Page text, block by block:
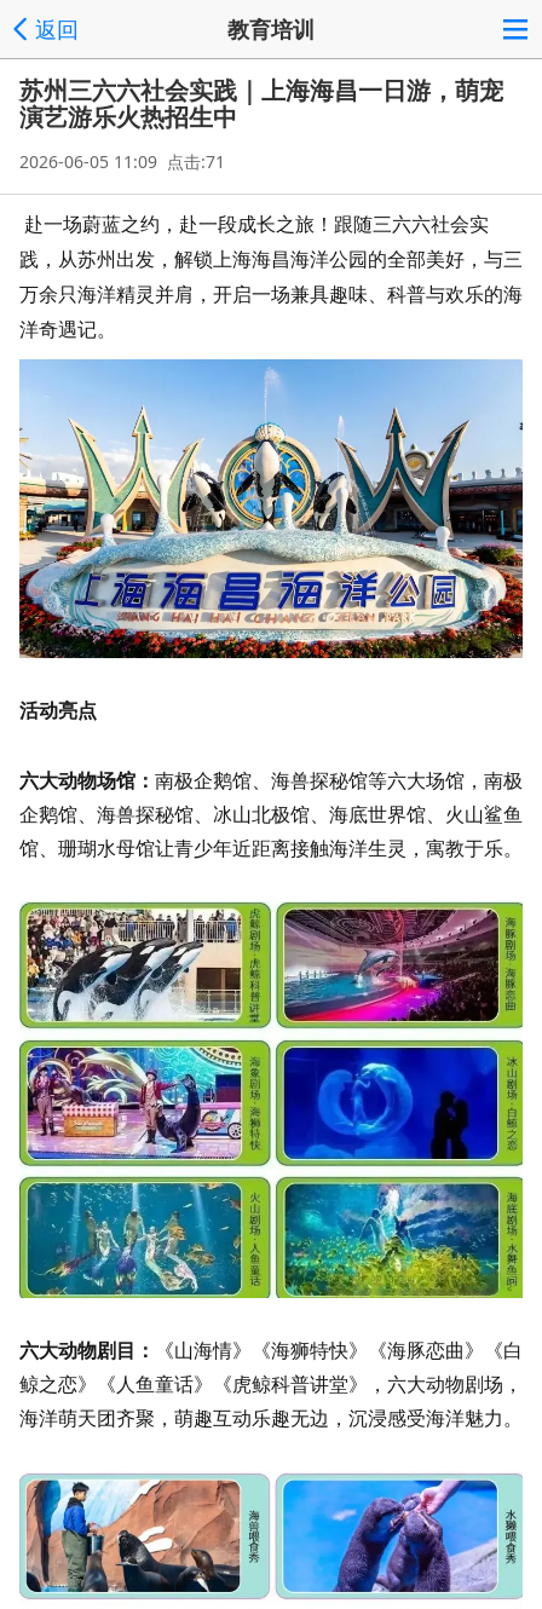
返回 教育培训
苏州三六六社会实践｜上海海昌一日游，萌宠
演艺游乐火热招生中
2026-06-05 11:09 点击:71
赴一场蔚蓝之约，赴一段成长之旅！跟随三六六社会实
践，从苏州出发，解锁上海海昌海洋公园的全部美好，与三
万余只海洋精灵并肩，开启一场兼具趣味、科普与欢乐的海
洋奇遇记。
活动亮点
六大动物场馆： 南极企鹅馆、海兽探秘馆等六大场馆，南极
企鹅馆、海兽探秘馆、冰山北极馆、海底世界馆、火山鲨鱼
馆、珊瑚水母馆让青少年近距离接触海洋生灵，寓教于乐。
六大动物剧目：
《山海情》《海狮特快》《海豚恋曲》《白
鲸之恋》《人鱼童话》《虎鲸科普讲堂》，六大动物剧场，
海洋萌天团齐聚，萌趣互动乐趣无边，沉浸感受海洋魅力。